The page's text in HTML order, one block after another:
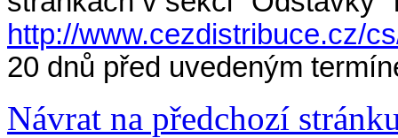
http://www.cezdistribuce.cz/
20 dnů před uvedeným
Návrat na předchozí